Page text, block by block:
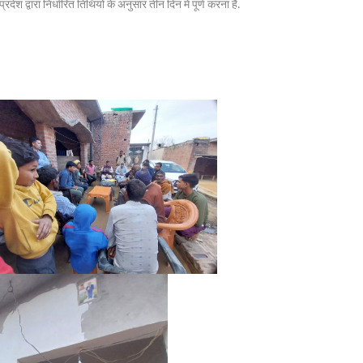
निर्धारित तिथियों के अनुसार तीन दिन में पूर्ण करना है.